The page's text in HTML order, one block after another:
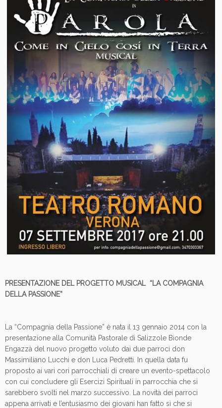
PRESENTAZIONE DEL PROGETTO MUSICAL “LA COMPAGNIA
DELLA PASSIONE”
La “Compagnia della Passione” è nata il 13 gennaio 2014 con la
presentazione alla Comunità Pastorale di Salizzole Bionde
Engazzà del nuovo progetto voluto dai due parroci don
Massimiliano Lucchi e don Luca Pedretti. In quella data fu
proposto ai vari cori parrocchiali di creare un evento-spettacolo
con cui concludere gli Esercizi Spirituali in parrocchia che si
sarebbero svolti nel marzo successivo. La novità dei parroci
appena arrivati e l’entusiasmo dei giovani han fatto sì che si